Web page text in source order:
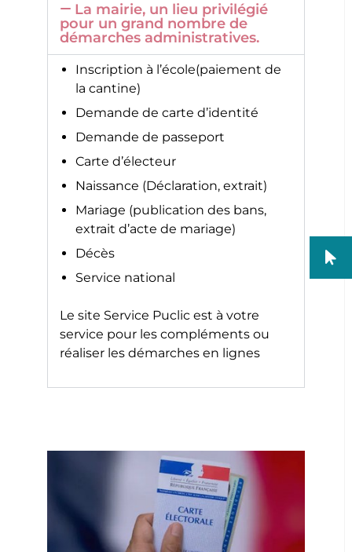
La mairie, un lieu privilégié
pour un grand nombre de
démarches administratives.
Inscription à l’école(paiement de
la cantine)
Demande de carte d’identité
Demande de passeport
Carte d’électeur
Naissance (Déclaration, extrait)
Mariage (publication des bans,
extrait d’acte de mariage)
Décès
Service national
Le site Service Puclic est à votre
service pour les compléments ou
réaliser les démarches en lignes